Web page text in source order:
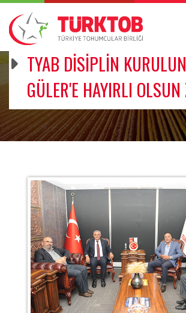
TYAB DİSİPLİN
GÜLER'E HAYIRLI OLSUN